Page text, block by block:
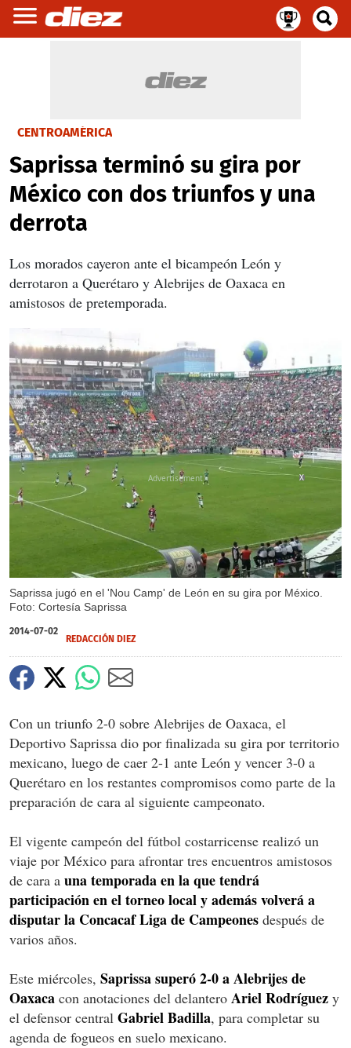
CENTROAMÉRICA
Saprissa terminó su gira por
México con dos triunfos y una
derrota
Los morados cayeron ante el bicampeón León y
derrotaron a Querétaro y Alebrijes de Oaxaca en
amistosos de pretemporada.
Saprissa jugó en el 'Nou Camp' de León en su gira por México.
Foto: Cortesía Saprissa
X
2014-07-02
REDACCIÓN DIEZ
Con un triunfo 2-0 sobre Alebrijes de Oaxaca, el
Deportivo Saprissa dio por finalizada su gira por territorio
mexicano, luego de caer 2-1 ante León y vencer 3-0 a
Querétaro en los restantes compromisos como parte de la
preparación de cara al siguiente campeonato.
El vigente campeón del fútbol costarricense realizó un
viaje por México para afrontar tres encuentros amistosos
de cara a una temporada en la que tendrá
participación en el torneo local y además volverá a
disputar la Concacaf Liga de Campeones después de
varios años.
Este miércoles, Saprissa superó 2-0 a Alebrijes de
Oaxaca con anotaciones del delantero Ariel Rodríguez y
el defensor central Gabriel Badilla, para completar su
agenda de fogueos en suelo mexicano.